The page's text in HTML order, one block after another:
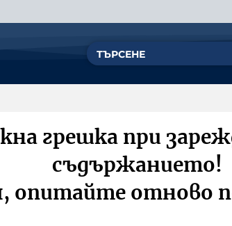
грешка при
съдържанието!
опитайте отново